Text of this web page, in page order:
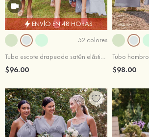
ENVÍO EN 48 HORAS
52 colores
Tubo escote drapeado satén elástico hasta la tibia vestido de dama de honor
$96.00 $98.00